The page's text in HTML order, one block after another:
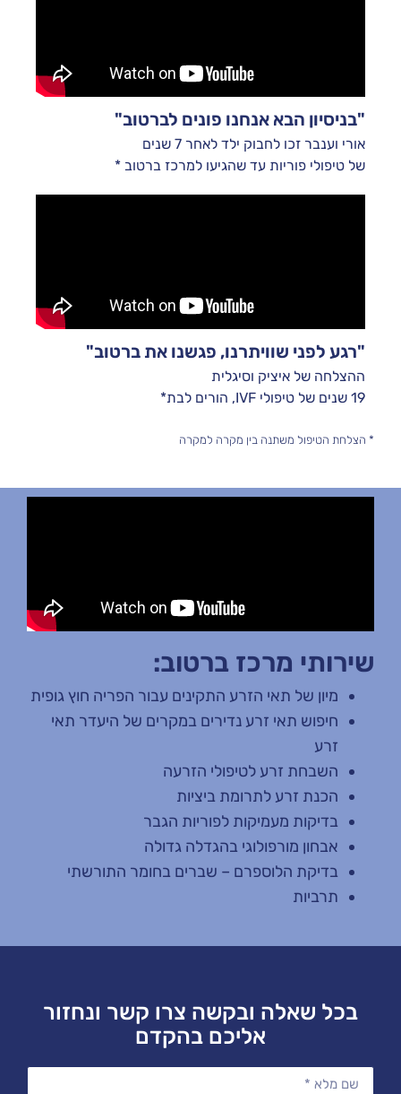
"בניסיון הבא אנחנו פונים לברטוב"
אורי וענבר זכו לחבוק ילד לאחר 7 שנים
של טיפולי פוריות עד שהגיעו למרכז ברטוב *
"רגע לפני שוויתרנו, פגשנו את ברטוב"
ההצלחה של איציק וסיגלית
19 שנים של טיפולי IVF, הורים לבת*
* הצלחת הטיפול משתנה בין מקרה למקרה
שירותי מרכז ברטוב:
מיון של תאי הזרע התקינים עבור הפריה חוץ גופית
חיפוש תאי זרע נדירים במקרים של היעדר תאי
זרע
השבחת זרע לטיפולי הזרעה
הכנת זרע לתרומת ביציות
בדיקות מעמיקות לפוריות הגבר
אבחון מורפולוגי בהגדלה גדולה
בדיקת הלוספרם – שברים בחומר התורשתי
תרביות
בכל שאלה ובקשה צרו קשר ונחזור
אליכם בהקדם